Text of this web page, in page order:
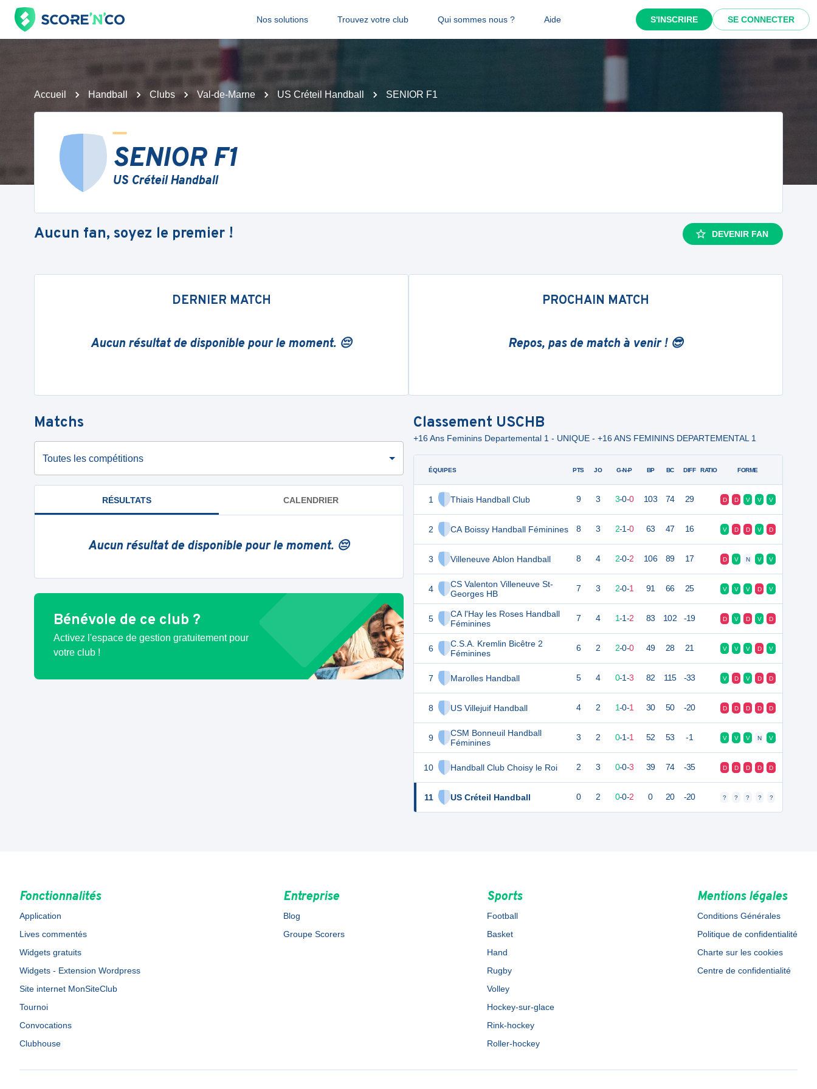
Nos solutions Trouvez votre club Qui sommes nous ? Aide S'INSCRIRE SE CONNECTER
Accueil Handball Clubs Val-de-Marne US Créteil Handball SENIOR F1
SENIOR F1
US Créteil Handball
Aucun fan, soyez le premier ! DEVENIR FAN
DERNIER MATCH
Aucun résultat de disponible pour le moment. 😔
PROCHAIN MATCH
Repos, pas de match à venir ! 😎
Matchs
Toutes les compétitions
RÉSULTATS CALENDRIER
Aucun résultat de disponible pour le moment. 😔
Bénévole de ce club ?
Activez l'espace de gestion gratuitement pour
votre club !
Classement USCHB
+16 Ans Feminins Departemental 1 - UNIQUE - +16 ANS FEMININS DEPARTEMENTAL 1
ÉQUIPES
1 Thiais Handball Club
2 CA Boissy Handball Féminines
3 Villeneuve Ablon Handball
4
CS Valenton Villeneuve St-
Georges HB
5
CA l'Hay les Roses Handball
Féminines
6
C.S.A. Kremlin Bicêtre 2
Féminines
7 Marolles Handball
8 US Villejuif Handball
9
CSM Bonneuil Handball
Féminines
10 Handball Club Choisy le Roi
11 US Créteil Handball
PTS JO G-N-P BP BC DIFF RATIO FORME
9 3 3-0-0 103 74 29 D D V V V
8 3 2-1-0 63 47 16 V D D V D
8 4 2-0-2 106 89 17 D V N V V
7 3 2-0-1 91 66 25 V V V D V
7 4 1-1-2 83 102 -19 D V D V D
6 2 2-0-0 49 28 21 V V V D V
5 4 0-1-3 82 115 -33 V D V D D
4 2 1-0-1 30 50 -20 D D D D D
3 2 0-1-1 52 53 -1 V V V N V
2 3 0-0-3 39 74 -35 D D D D D
0 2 0-0-2 0 20 -20 ? ? ? ? ?
Fonctionnalités
Application
Lives commentés
Widgets gratuits
Widgets - Extension Wordpress
Site internet MonSiteClub
Tournoi
Convocations
Clubhouse
Entreprise
Blog
Groupe Scorers
Sports
Football
Basket
Hand
Rugby
Volley
Hockey-sur-glace
Rink-hockey
Roller-hockey
Mentions légales
Conditions Générales
Politique de confidentialité
Charte sur les cookies
Centre de confidentialité